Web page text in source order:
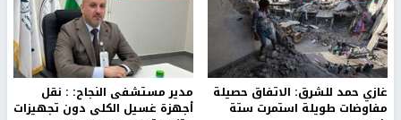
غازي حمد للشرق: الاتفاق حصيلة
مفاوضات طويلة استمرت ستة
مدير مستشفى النجاح: : نقل
أجهزة غسيل الكلى دون تجهيزات